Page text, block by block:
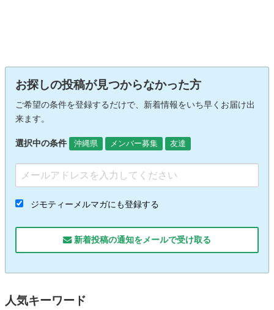
お探しの投稿が見つからなかった方
ご希望の条件を登録するだけで、新着情報をいち早くお届け出
来ます。
選択中の条件 沖縄県 メンバー募集 友達
ジモティーメルマガにも登録する
新着投稿の通知をメールで受け取る
人気キーワード